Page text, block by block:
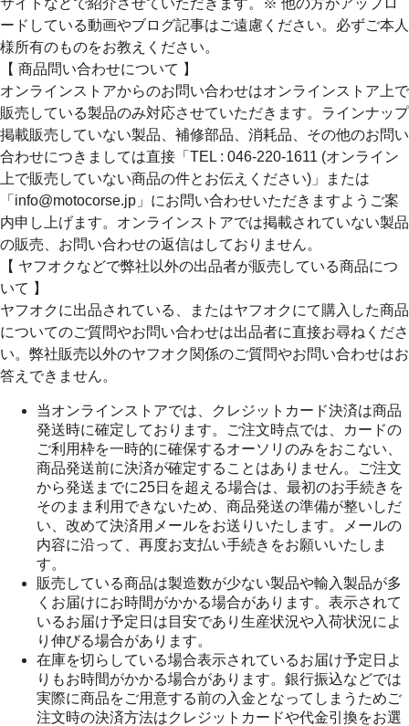
サイトなどで紹介させていただきます。※ 他の方がアップロ
ードしている動画やブログ記事はご遠慮ください。必ずご本人
様所有のものをお教えください。
【 商品問い合わせについて 】
オンラインストアからのお問い合わせはオンラインストア上で
販売している製品のみ対応させていただきます。ラインナップ
掲載販売していない製品、補修部品、消耗品、その他のお問い
合わせにつきましては直接「TEL : 046-220-1611 (オンライン
上で販売していない商品の件とお伝えください)」または
「info@motocorse.jp」にお問い合わせいただきますようご案
内申し上げます。オンラインストアでは掲載されていない製品
の販売、お問い合わせの返信はしておりません。
【 ヤフオクなどで弊社以外の出品者が販売している商品につ
いて 】
ヤフオクに出品されている、またはヤフオクにて購入した商品
についてのご質問やお問い合わせは出品者に直接お尋ねくださ
い。弊社販売以外のヤフオク関係のご質問やお問い合わせはお
答えできません。
当オンラインストアでは、クレジットカード決済は商品
発送時に確定しております。ご注文時点では、カードの
ご利用枠を一時的に確保するオーソリのみをおこない、
商品発送前に決済が確定することはありません。ご注文
から発送までに25日を超える場合は、最初のお手続きを
そのまま利用できないため、商品発送の準備が整いしだ
い、改めて決済用メールをお送りいたします。メールの
内容に沿って、再度お支払い手続きをお願いいたしま
す。
販売している商品は製造数が少ない製品や輸入製品が多
くお届けにお時間がかかる場合があります。表示されて
いるお届け予定日は目安であり生産状況や入荷状況によ
り伸びる場合があります。
在庫を切らしている場合表示されているお届け予定日よ
りもお時間がかかる場合があります。銀行振込などでは
実際に商品をご用意する前の入金となってしまうためご
注文時の決済方法はクレジットカードや代金引換をお選